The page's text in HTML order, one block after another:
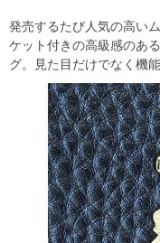
発売するたび人気の高い
ケット付きの高級感のあ
グ。見た目だけでなく機